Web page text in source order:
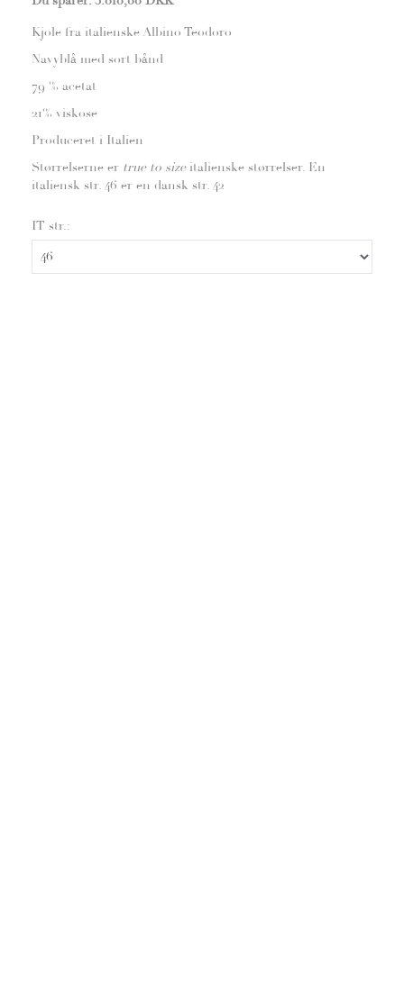
Kjole fra italienske Albino Teodoro
Navyblå med sort bånd
79 % acetat
21% viskose
Produceret i Italien
Størrelserne er true to sizeitalienske størrelser. En
italiensk str. 46 er en dansk str. 42
IT str.: